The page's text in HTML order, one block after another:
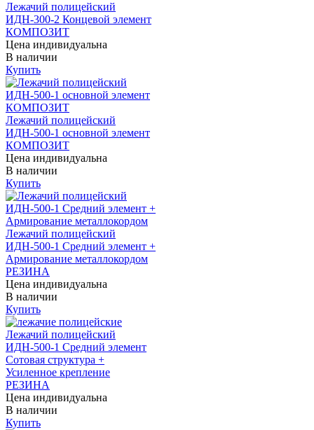
Лежачий полицейский
ИДН-300-2 Концевой элемент
КОМПОЗИТ
Цена индивидуальна
В наличии
Купить
Лежачий полицейский
ИДН-500-1 основной элемент
КОМПОЗИТ
Цена индивидуальна
В наличии
Купить
Лежачий полицейский
ИДН-500-1 Средний элемент +
Армирование металлокордом
РЕЗИНА
Цена индивидуальна
В наличии
Купить
Лежачий полицейский
ИДН-500-1 Средний элемент
Сотовая структура +
Усиленное крепление
РЕЗИНА
Цена индивидуальна
В наличии
Купить